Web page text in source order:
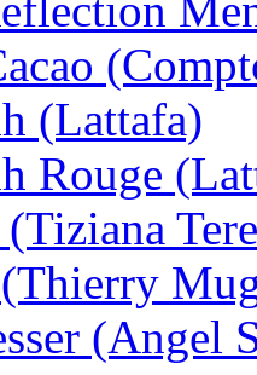
(Lattafa)
Rouge
(Angel